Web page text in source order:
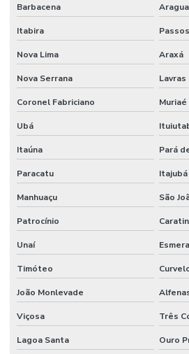
Manutenção De Edifícios
Manutenção De Espaços E Limpeza Segura
Manutenção De Iluminação De Edifícios
Manutenção De Impermeabilização
Manutenção De Jardins E Limpeza
Manutenção De Sistemas Elétricos
Manutenção De Sistemas Elétricos E
Manutenção De Sistemas Elétricos
Manutenção De Sistemas Hidráulicos
Manutenção E Limpeza Industrial
Barbacena
Itabira Passos
Nova Lima Araxá
Nova Serrana Lavras
Coronel Fabriciano Muriaé
Ubá
Itaúna Pará
Paracatu Itajubá
Manhuaçu São
Patrocínio
Unaí
Timóteo
João Monlevade
Viçosa Três
Lagoa Santa Ouro